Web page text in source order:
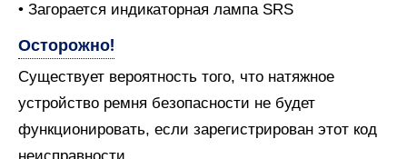
• Загорается индикаторная лампа SRS
Осторожно!
Существует вероятность того, что натяжное
устройство ремня безопасности не будет
функционировать, если зарегистрирован этот код